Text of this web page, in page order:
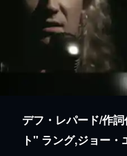
デフ・レパード/作
ト" ラング,ジョー